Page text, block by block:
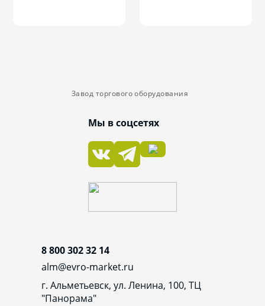
Завод торгового оборудования
Мы в соцсетях
8 800 302 32 14
alm@evro-market.ru
г. Альметьевск, ул. Ленина, 100, ТЦ
"Панорама"